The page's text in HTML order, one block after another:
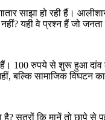
साझा हो रही हैं।
यही वे प्रश्न हैं जो जनता
100 रुपये से शुरू हुआ
बल्कि सामाजिक विघटन
सूत्रों कि मानें तो छापे से